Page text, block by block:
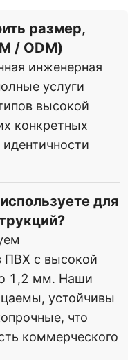
размер,
/ ODM)
инженерная
услуги
высокой
конкретных
для
ПВХ с высокой
1,2 мм. Наши
устойчивы
что
коммерческого